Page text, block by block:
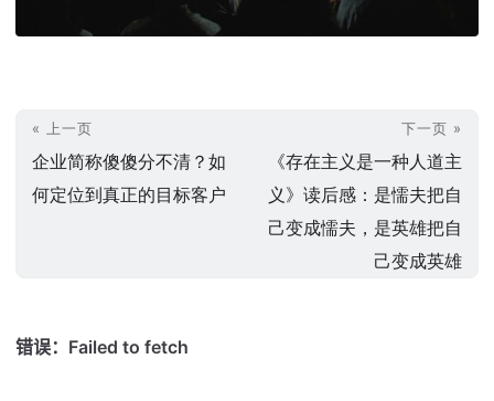
« 上一页
企业简称傻傻分不清？如
何定位到真正的目标客户
下一页 »
《存在主义是一种人道主
义》读后感：是懦夫把自
己变成懦夫，是英雄把自
己变成英雄